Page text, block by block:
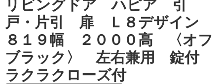
リビングドア ハピア 引
戸・片引 扉 Ｌ８デザイン
８１９幅 ２０００高 〈オフ
ブラック〉 左右兼用 錠付
ラクラクローズ付